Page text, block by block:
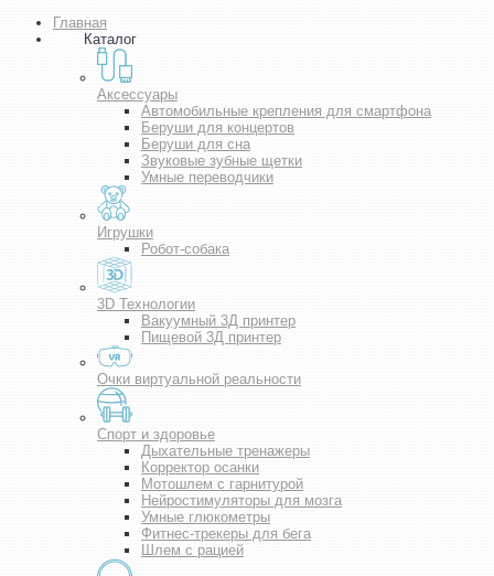
Главная
Каталог
Аксессуары
Автомобильные крепления для смартфона
Беруши для концертов
Беруши для сна
Звуковые зубные щетки
Умные переводчики
Игрушки
Робот-собака
3D Технологии
Вакуумный 3Д принтер
Пищевой 3Д принтер
Очки виртуальной реальности
Спорт и здоровье
Дыхательные тренажеры
Корректор осанки
Мотошлем с гарнитурой
Нейростимуляторы для мозга
Умные глюкометры
Фитнес-трекеры для бега
Шлем с рацией